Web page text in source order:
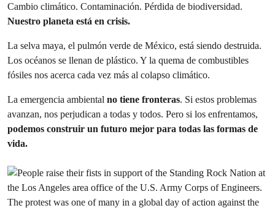
Cambio climático. Contaminación. Pérdida de biodiversidad.
Nuestro planeta está en crisis.
La selva maya, el pulmón verde de México, está siendo destruida.
Los océanos se llenan de plástico. Y la quema de combustibles
fósiles nos acerca cada vez más al colapso climático.
La emergencia ambiental no tiene fronteras. Si estos problemas
avanzan, nos perjudican a todas y todos. Pero si los enfrentamos,
podemos construir un futuro mejor para todas las formas de
vida.